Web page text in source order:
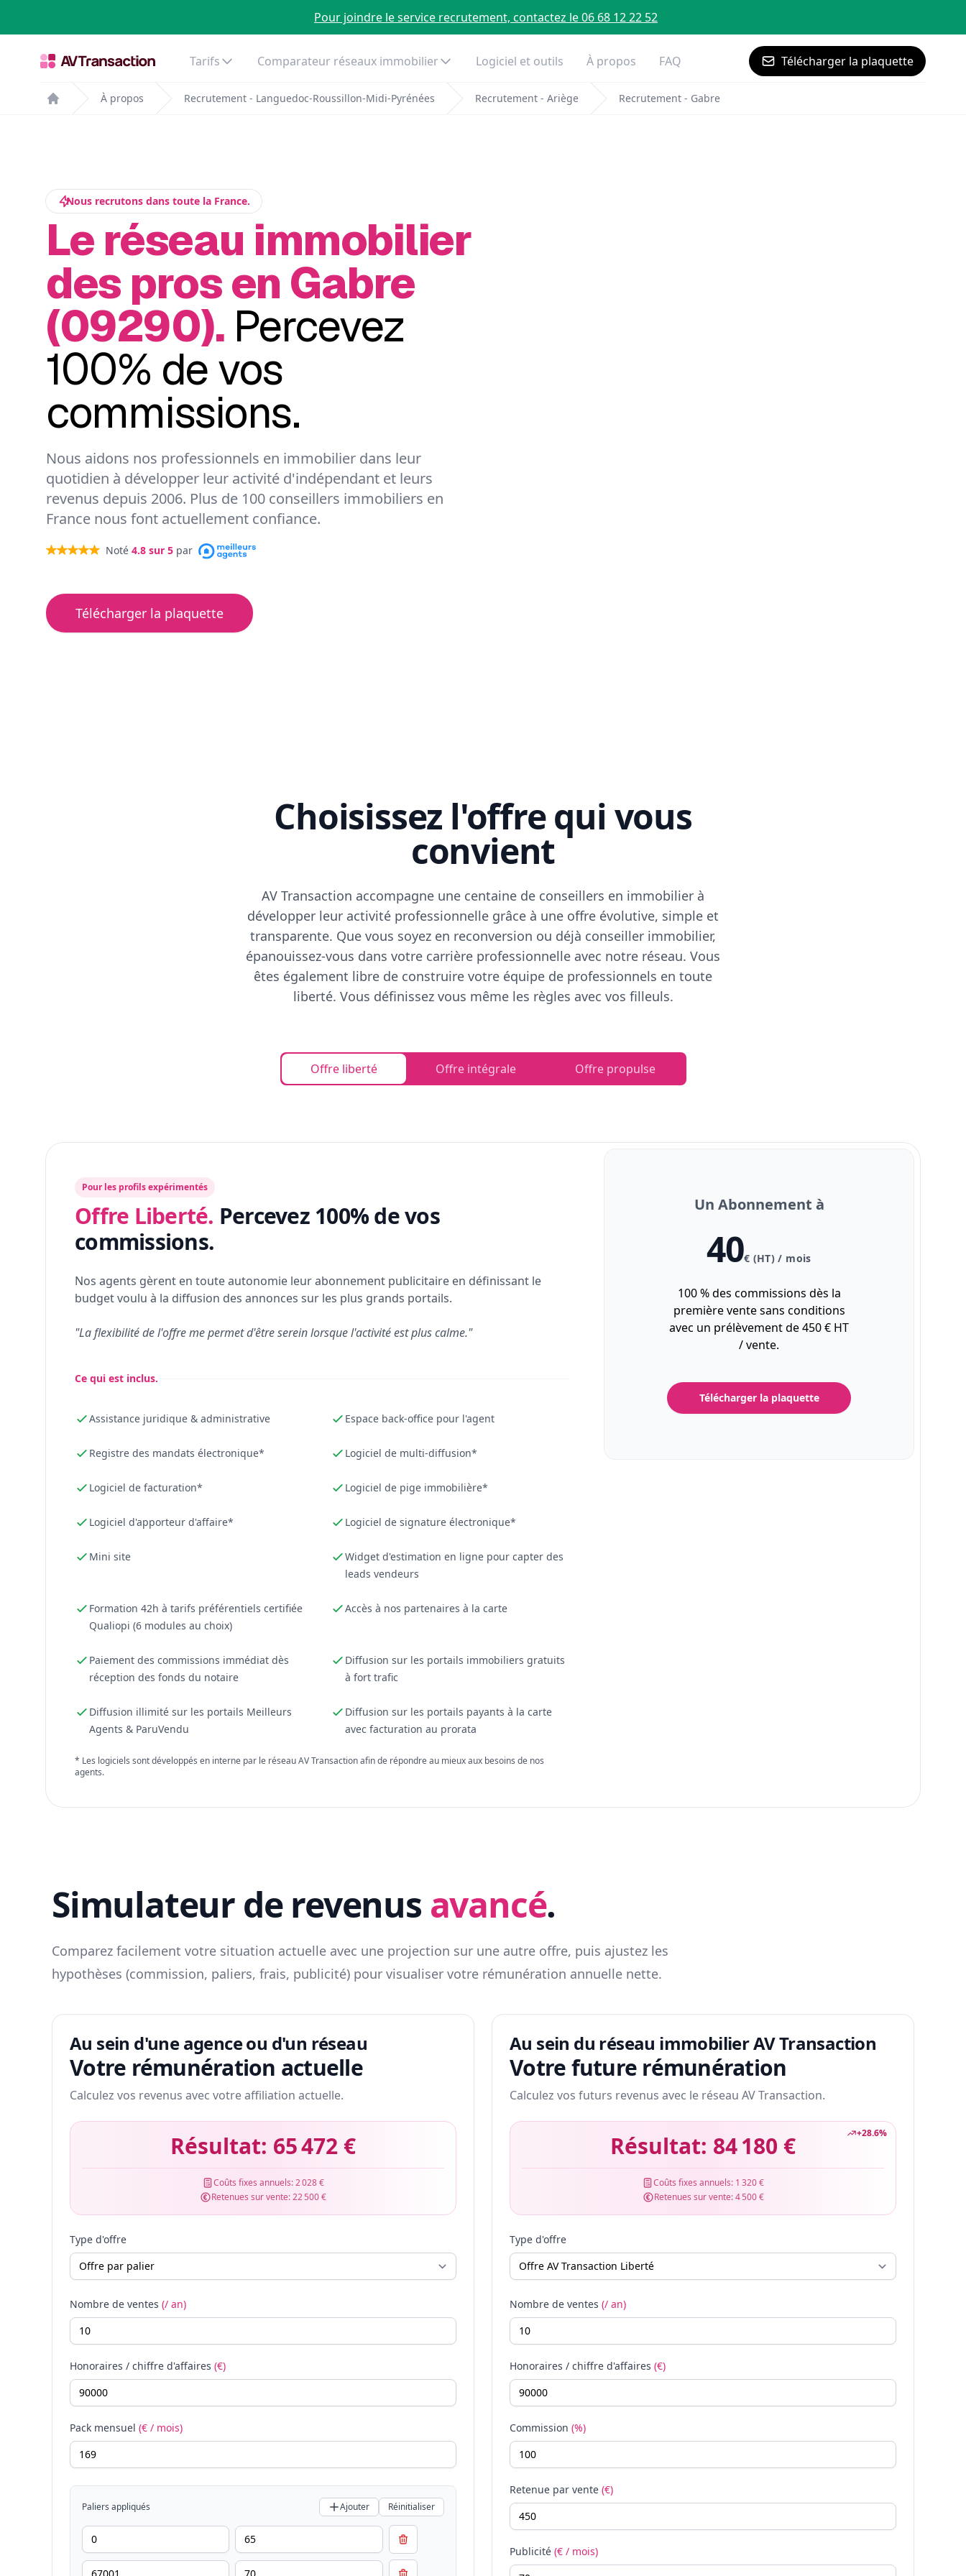
Pour joindre le service recrutement, contactez le 06 68 12 22 52
Tarifs Comparateur réseaux immobilier Logiciel et outils À propos FAQ Télécharger la plaquette
Home
À propos Recrutement - Languedoc-Roussillon-Midi-Pyrénées Recrutement - Ariège Recrutement - Gabre
Nous recrutons dans toute la France.
Le réseau immobilier
des pros en Gabre
(09290). Percevez
100% de vos
commissions.
Nous aidons nos professionnels en immobilier dans leur
quotidien à développer leur activité d'indépendant et leurs
revenus depuis 2006. Plus de 100 conseillers immobiliers en
France nous font actuellement confiance.
Noté 4.8 sur 5 par
Télécharger la plaquette
Choisissez l'offre qui vous
convient
AV Transaction accompagne une centaine de conseillers en immobilier à
développer leur activité professionnelle grâce à une offre évolutive, simple et
transparente. Que vous soyez en reconversion ou déjà conseiller immobilier,
épanouissez-vous dans votre carrière professionnelle avec notre réseau. Vous
êtes également libre de construire votre équipe de professionnels en toute
liberté. Vous définissez vous même les règles avec vos filleuls.
Offre liberté Offre intégrale Offre propulse
Pour les profils expérimentés
Offre Liberté. Percevez 100% de vos
commissions.
Nos agents gèrent en toute autonomie leur abonnement publicitaire en définissant le
budget voulu à la diffusion des annonces sur les plus grands portails.
"La flexibilité de l'offre me permet d'être serein lorsque l'activité est plus calme."
Ce qui est inclus.
Assistance juridique & administrative Espace back-office pour l'agent
Registre des mandats électronique* Logiciel de multi-diffusion*
Logiciel de facturation* Logiciel de pige immobilière*
Logiciel d'apporteur d'affaire* Logiciel de signature électronique*
Mini site
Widget d'estimation en ligne pour capter des
leads vendeurs
Formation 42h à tarifs préférentiels certifiée
Qualiopi (6 modules au choix)
Accès à nos partenaires à la carte
Paiement des commissions immédiat dès
réception des fonds du notaire
Diffusion sur les portails immobiliers gratuits
à fort trafic
Diffusion illimité sur les portails Meilleurs
Agents & ParuVendu
Diffusion sur les portails payants à la carte
avec facturation au prorata
* Les logiciels sont développés en interne par le réseau AV Transaction afin de répondre au mieux aux besoins de nos
agents.
Un Abonnement à
40€ (HT) / mois
100 % des commissions dès la
première vente sans conditions
avec un prélèvement de 450 € HT
/ vente.
Télécharger la plaquette
Simulateur de revenus avancé.
Comparez facilement votre situation actuelle avec une projection sur une autre offre, puis ajustez les
hypothèses (commission, paliers, frais, publicité) pour visualiser votre rémunération annuelle nette.
Au sein d'une agence ou d'un réseau
Votre rémunération actuelle
Calculez vos revenus avec votre affiliation actuelle.
Résultat: 65 472 €
Coûts fixes annuels:2 028 €
Retenues sur vente:22 500 €
Type d'offre
Nombre de ventes (/ an)
Honoraires / chiffre d'affaires (€)
Pack mensuel (€ / mois)
Paliers appliqués Ajouter Réinitialiser
Au sein du réseau immobilier AV Transaction
Votre future rémunération
Calculez vos futurs revenus avec le réseau AV Transaction.
+28.6%
Résultat: 84 180 €
Coûts fixes annuels: 1 320 €
Retenues sur vente:4 500 €
Type d'offre
Nombre de ventes (/ an)
Honoraires / chiffre d'affaires (€)
Commission (%)
Retenue par vente (€)
Publicité (€ / mois)